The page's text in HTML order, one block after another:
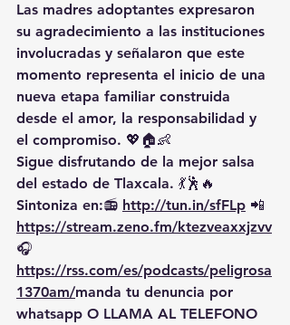
Las madres adoptantes expresaron
su agradecimiento a las instituciones
involucradas y señalaron que este
momento representa el inicio de una
nueva etapa familiar construida
desde el amor, la responsabilidad y
el compromiso. 💖🏠👶
Sigue disfrutando de la mejor salsa
del estado de Tlaxcala. 💃🕺🔥
Sintoniza en:📻 http://tun.in/sfFLp 📲
https://stream.zeno.fm/ktezveaxxjzvv
🎧
https://rss.com/es/podcasts/peligrosa
1370am/manda tu denuncia por
whatsapp O LLAMA AL TELEFONO